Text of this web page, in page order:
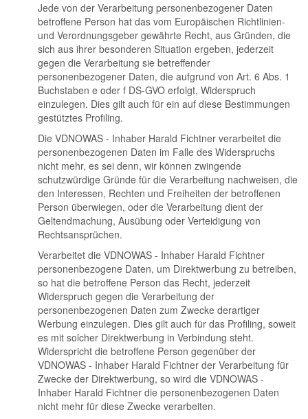
Jede von der Verarbeitung personenbezogener Daten
betroffene Person hat das vom Europäischen Richtlinien-
und Verordnungsgeber gewährte Recht, aus Gründen, die
sich aus ihrer besonderen Situation ergeben, jederzeit
gegen die Verarbeitung sie betreffender
personenbezogener Daten, die aufgrund von Art. 6 Abs. 1
Buchstaben e oder f DS-GVO erfolgt, Widerspruch
einzulegen. Dies gilt auch für ein auf diese Bestimmungen
gestütztes Profiling.
Die VDNOWAS - Inhaber Harald Fichtner verarbeitet die
personenbezogenen Daten im Falle des Widerspruchs
nicht mehr, es sei denn, wir können zwingende
schutzwürdige Gründe für die Verarbeitung nachweisen, die
den Interessen, Rechten und Freiheiten der betroffenen
Person überwiegen, oder die Verarbeitung dient der
Geltendmachung, Ausübung oder Verteidigung von
Rechtsansprüchen.
Verarbeitet die VDNOWAS - Inhaber Harald Fichtner
personenbezogene Daten, um Direktwerbung zu betreiben,
so hat die betroffene Person das Recht, jederzeit
Widerspruch gegen die Verarbeitung der
personenbezogenen Daten zum Zwecke derartiger
Werbung einzulegen. Dies gilt auch für das Profiling, soweit
es mit solcher Direktwerbung in Verbindung steht.
Widerspricht die betroffene Person gegenüber der
VDNOWAS - Inhaber Harald Fichtner der Verarbeitung für
Zwecke der Direktwerbung, so wird die VDNOWAS -
Inhaber Harald Fichtner die personenbezogenen Daten
nicht mehr für diese Zwecke verarbeiten.